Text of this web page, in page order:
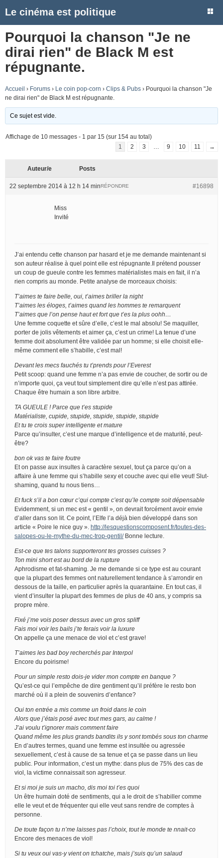
Le cinéma est politique
Pourquoi la chanson "Je ne
dirai rien" de Black M est
répugnante.
Accueil › Forums › Le coin pop-corn › Clips & Pubs › Pourquoi la chanson "Je
ne dirai rien" de Black M est répugnante.
Ce sujet est vide.
Affichage de 10 messages - 1 par 15 (sur 154 au total)
1
2 3 9 10 11 →
Auteur/e Posts
22 septembre 2014 à 12 h 14 min #16898
RÉPONDRE
Miss
Invité
J’ai entendu cette chanson par hasard et je me demande maintenant si
son auteur réalise à quel point elle est répugnante.Il prétend pousser
un coup de gueule contre les femmes matérialistes mais en fait, il n’a
rien compris au monde. Petite analyse de morceaux choisis:
T’aimes te faire belle, oui, t’aimes briller la night
T’aimes les éloges, t’aimes quand les hommes te remarquent
T’aimes que l’on pense haut et fort que t’es la plus oohh…
Une femme coquette et sûre d’elle, c’est le mal absolu! Se maquiller,
porter de jolis vêtements et aimer ça, c’est un crime! La tenue d’une
femme doit absolument être validée par un homme; si elle choisit elle-
même comment elle s’habille, c’est mal!
Devant les mecs fauchés tu t’prends pour l’Everest
Petit scoop: quand une femme n’a pas envie de coucher, de sortir ou de
n’importe quoi, ça veut tout simplement dire qu’elle n’est pas attirée.
Chaque être humain a son libre arbitre.
TA GUEULE ! Parce que t’es stupide
Matérialiste, cupide, stupide, stupide, stupide, stupide
Et tu te crois super intelligente et mature
Parce qu’insulter, c’est une marque d’intelligence et de maturité, peut-
être?
bon ok vas te faire foutre
Et on passe aux insultes à caractère sexuel, tout ça parce qu’on a
affaire à une femme qui s’habille sexy et couche avec qui elle veut! Slut-
shaming, quand tu nous tiens…
Et fuck s’il a bon cœur c’qui compte c’est qu’le compte soit dépensable
Evidemment, si un mec est « gentil », on devrait forcément avoir envie
d’aller dans son lit. Ce point, l’Elfe l’a déjà bien développé dans son
article « Poire le nice guy ». http://lesquestionscomposent.fr/toutes-des-
salopes-ou-le-mythe-du-mec-trop-gentil/Bonne lecture.
Est-ce que tes talons supporteront tes grosses cuisses ?
Ton mini short est au bord de la rupture
Aphrodisme et fat-shaming. Je me demande si ce type est au courant
que la plupart des femmes ont naturellement tendance à s’arrondir en
dessous de la taille, en particulier après la quarantaine. En tout cas, il
vient d’insulter la plupart des femmes de plus de 40 ans, y compris sa
propre mère.
Fixé j’me vois poser dessus avec un gros spliff
Fais moi voir les bails j’te ferais voir la luxure
On appelle ça une menace de viol et c’est grave!
T’aimes les bad boy recherchés par Interpol
Encore du poirisme!
Pour un simple resto dois-je vider mon compte en banque ?
Qu’est-ce qui l’empêche de dire gentiment qu’il préfère le resto bon
marché où il a plein de souvenirs d’enfance?
Oui ton entrée a mis comme un froid dans le coin
Alors que j’étais posé avec tout mes gars, au calme !
J’ai voulu t’ignorer mais comment faire
Quand même les plus grands bandits ils y sont tombés sous ton charme
En d’autres termes, quand une femme est insultée ou agressée
sexuellement, c’est à cause de sa tenue et ça se passe dans un lieu
public. Pour information, c’est un mythe: dans plus de 75% des cas de
viol, la victime connaissait son agresseur.
Et si moi je suis un macho, dis moi toi t’es quoi
Un être humain doté de sentiments, qui a le droit de s’habiller comme
elle le veut et de fréquenter qui elle veut sans rendre de comptes à
personne.
De toute façon tu n’me laisses pas l’choix, tout le monde te nnait-co
Encore des menaces de viol!
Si tu veux oui vas-y vient on tchatche, mais j’suis qu’un salaud